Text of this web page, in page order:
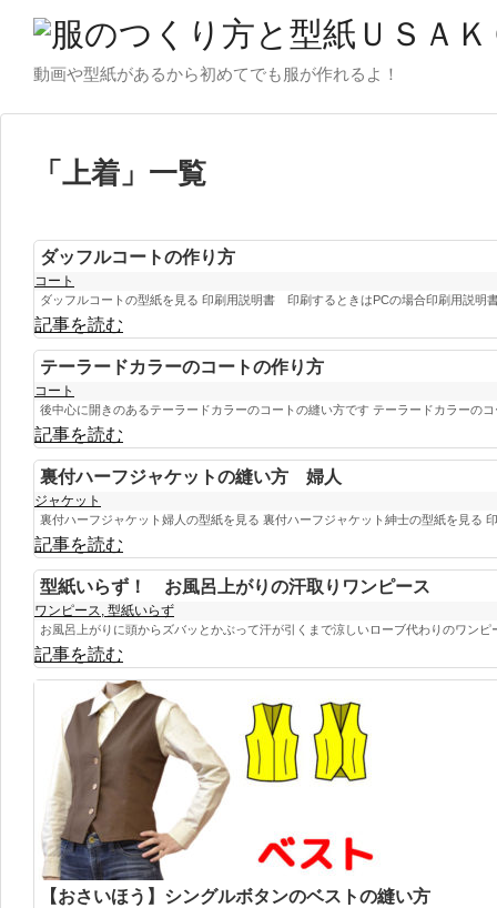
動画や型紙があるから初めてでも服が作れるよ！
「 上着 」 一覧
ダッフルコートの作り方
コート
ダッフルコートの型紙を見る 印刷用説明書 印刷するときはPCの場合印刷用説明
記事を読む
テーラードカラーのコートの作り方
コート
後中心に開きのあるテーラードカラーのコートの縫い方です テーラードカラーの
記事を読む
裏付ハーフジャケットの縫い方 婦人
ジャケット
裏付ハーフジャケット婦人の型紙を見る 裏付ハーフジャケット紳士の型紙を見る
記事を読む
型紙いらず！ お風呂上がりの汗取りワンピース
ワンピース, 型紙いらず
お風呂上がりに頭からズバッとかぶって汗が引くまで涼しいローブ代わりのワンピ
記事を読む
【おさいほう】シングルボタンのベストの縫い方